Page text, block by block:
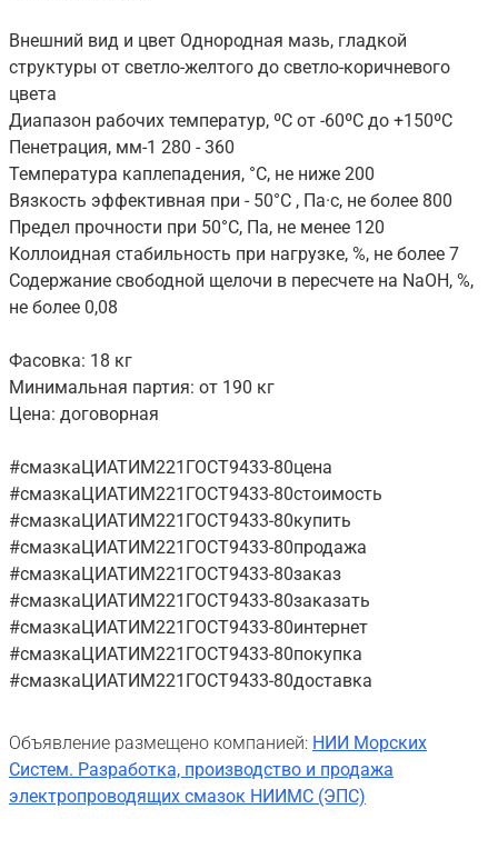
Внешний вид и цвет Однородная мазь, гладкой
структуры от светло-желтого до светло-коричневого
цвета
Диапазон рабочих температур, ºС от -60ºС до +150ºС
Пенетрация, мм-1 280 - 360
Температура каплепадения, °С, не ниже 200
Вязкость эффективная при - 50°С , Па·с, не более 800
Предел прочности при 50°С, Па, не менее 120
Коллоидная стабильность при нагрузке, %, не более 7
Содержание свободной щелочи в пересчете на NaOH, %,
не более 0,08
Фасовка: 18 кг
Минимальная партия: от 190 кг
Цена: договорная
#смазкаЦИАТИМ221ГОСТ9433-80цена
#смазкаЦИАТИМ221ГОСТ9433-80стоимость
#смазкаЦИАТИМ221ГОСТ9433-80купить
#смазкаЦИАТИМ221ГОСТ9433-80продажа
#смазкаЦИАТИМ221ГОСТ9433-80заказ
#смазкаЦИАТИМ221ГОСТ9433-80заказать
#смазкаЦИАТИМ221ГОСТ9433-80интернет
#смазкаЦИАТИМ221ГОСТ9433-80покупка
#смазкаЦИАТИМ221ГОСТ9433-80доставка
Объявление размещено компанией: НИИ Морских
Систем. Разработка, производство и продажа
электропроводящих смазок НИИМС (ЭПС)